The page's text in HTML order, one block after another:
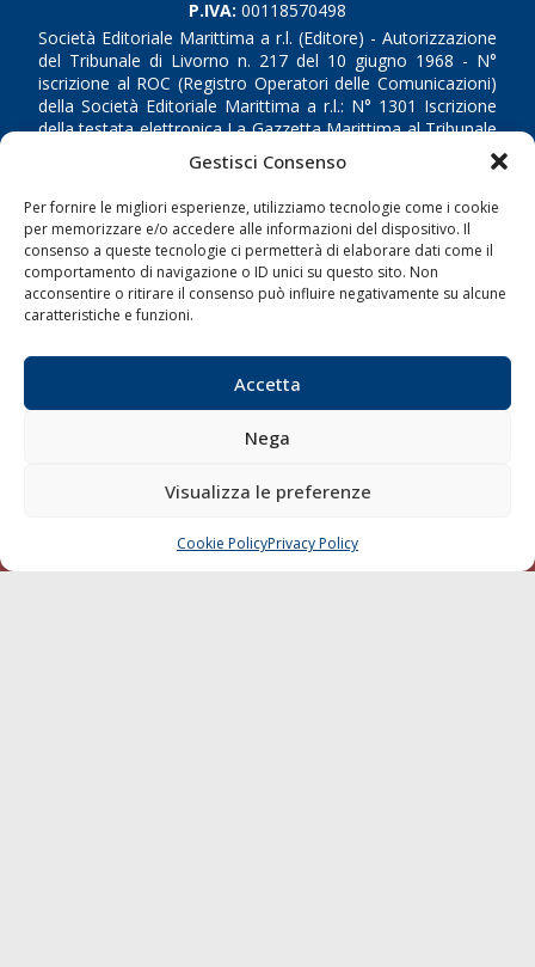
Gestisci Consenso
Per fornire le migliori esperienze, utilizziamo tecnologie come i cookie
per memorizzare e/o accedere alle informazioni del dispositivo. Il
consenso a queste tecnologie ci permetterà di elaborare dati come il
comportamento di navigazione o ID unici su questo sito. Non
acconsentire o ritirare il consenso può influire negativamente su alcune
caratteristiche e funzioni.
Accetta
Nega
Visualizza le preferenze
Cookie PolicyPrivacy Policy
P.IVA: 00118570498
Società Editoriale Marittima a r.l. (Editore) - Autorizzazione
del Tribunale di Livorno n. 217 del 10 giugno 1968 - N°
iscrizione al ROC (Registro Operatori delle Comunicazioni)
della Società Editoriale Marittima a r.l.: N° 1301 Iscrizione
della testata elettronica La Gazzetta Marittima al Tribunale
di Livorno del 15/09/2010.
LINK
Shipping
Porti/Interporti
Sostenibilità
Compagnie di Navigazione
Chi siamo
CHIAMA SCRIVI